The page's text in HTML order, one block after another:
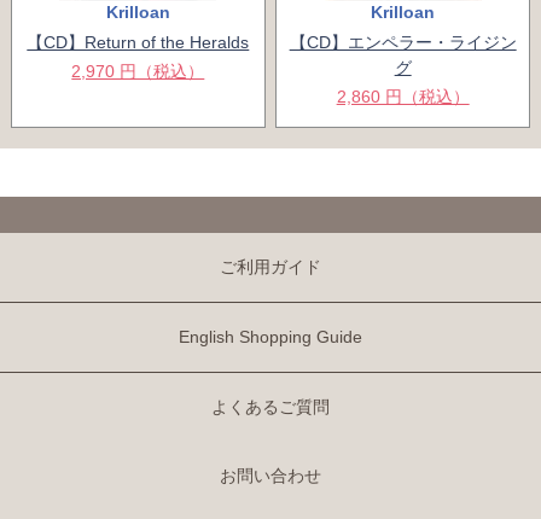
Krilloan
【CD】Return of the Heralds
2,970 円（税込）
Krilloan
【CD】エンペラー・ライジン
グ
2,860 円（税込）
ご利用ガイド
English Shopping Guide
よくあるご質問
お問い合わせ